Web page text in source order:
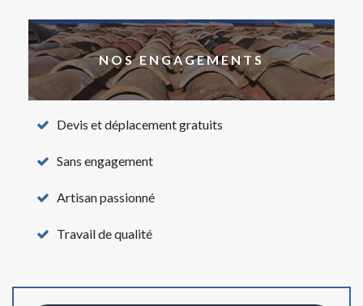
NOS ENGAGEMENTS
Devis et déplacement gratuits
Sans engagement
Artisan passionné
Travail de qualité